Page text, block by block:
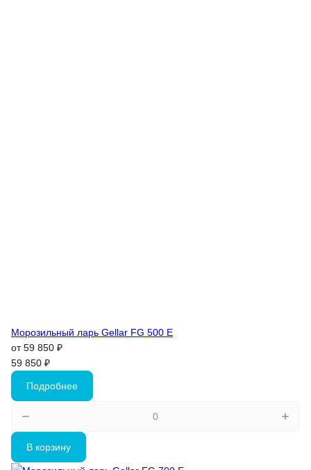
Морозильный ларь Gellar FG 500 E
от 59 850 ₽
59 850 ₽
Подробнее
В корзину